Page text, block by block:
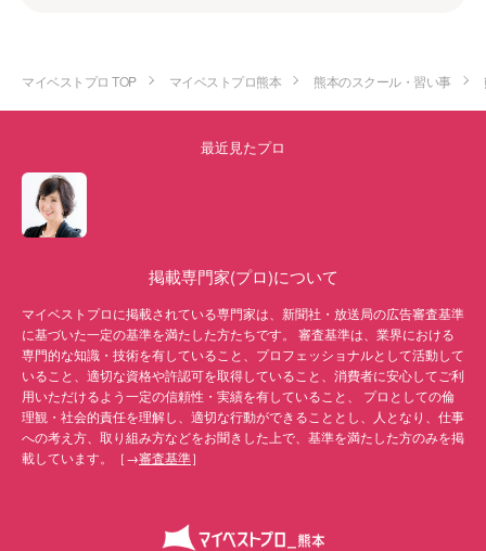
マイベストプロ TOP マイベストプロ熊本 熊本のスクール・習い事
最近見たプロ
掲載専門家(プロ)について
マイベストプロに掲載されている専門家は、新聞社・放送局の広告審査基準
に基づいた一定の基準を満たした方たちです。 審査基準は、業界における
専門的な知識・技術を有していること、プロフェッショナルとして活動して
いること、適切な資格や許認可を取得していること、消費者に安心してご利
用いただけるよう一定の信頼性・実績を有していること、 プロとしての倫
理観・社会的責任を理解し、適切な行動ができることとし、人となり、仕事
への考え方、取り組み方などをお聞きした上で、基準を満たした方のみを掲
載しています。［→審査基準］